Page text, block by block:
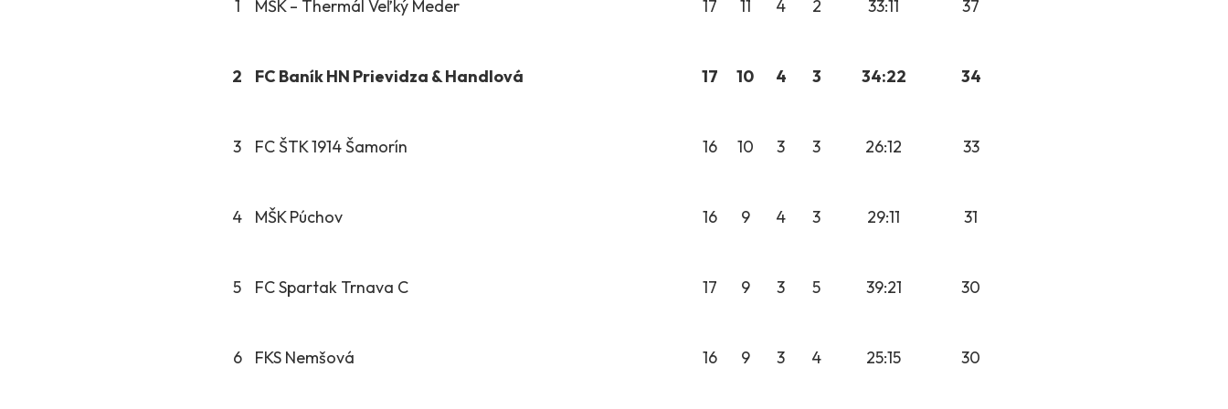
1 MŠK – Thermál Veľký Meder 17 11 4 2 33:11 37
2 FC Baník HN Prievidza & Handlová 17 10 4 3 34:22 34
3 FC ŠTK 1914 Šamorín 16 10 3 3 26:12 33
4 MŠK Púchov 16 9 4 3 29:11 31
5 FC Spartak Trnava C 17 9 3 5 39:21 30
6 FKS Nemšová 16 9 3 4 25:15 30